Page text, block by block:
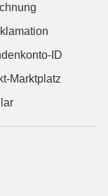
ID
Marktplatz